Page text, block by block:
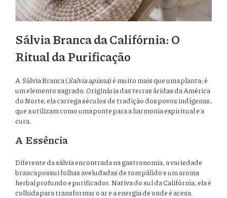
Sálvia Branca da Califórnia: O
Ritual da Purificação
A Sálvia Branca (Salvia apiana) é muito mais que uma planta; é
um elemento sagrado. Originária das terras áridas da América
do Norte, ela carrega séculos de tradição dos povos indígenas,
que a utilizam como uma ponte para a harmonia espiritual e a
cura.
A Essência
Diferente da sálvia encontrada na gastronomia, a variedade
branca possui folhas aveludadas de tom pálido e um aroma
herbal profundo e purificador. Nativa do sul da Califórnia, ela é
colhida para transformar o ar e a energia de onde é acesa.